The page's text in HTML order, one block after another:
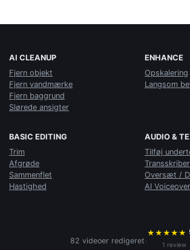
AI CLEANUP
Fjern objekt
Fjern vandmærke
Fjern baggrund
Slørede ansigter
ENHANCE
Opskalering
Langsom
BASIC EDITING
Trim
Afgrøde
Sammenflet
Hastighed
AUDIO &
Tilføj
Oversæt /
AI Voiceover
82 videoer redigeret·
★ ★ ★ ★ ★
1 review